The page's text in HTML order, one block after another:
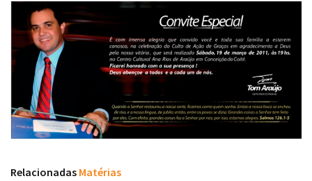
Relacionadas Matérias